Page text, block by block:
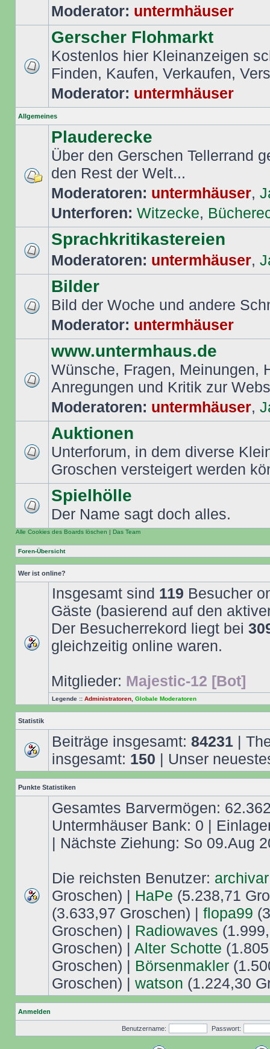
Moderator: untermhäuser
Gerscher Flohmarkt
Kostenlos hier Kleinanzeigen
Finden, Kaufen, Verkaufen,
Moderator: untermhäuser
Allgemeines
Plauderecke
Über den Gerschen Tellerrand
den Rest der Welt...
Moderatoren: untermhäuser,
Unterforen: Witzecke,
Sprachkritikastereien
Moderatoren: untermhäuser,
Bilder
Bild der Woche und andere
Moderator: untermhäuser
www.untermhaus.de
Wünsche, Fragen, Meinungen,
Anregungen und Kritik zur
Moderatoren: untermhäuser,
Auktionen
Unterforum, in dem diverse
Groschen versteigert werden
Spielhölle
Der Name sagt doch alles.
Alle Cookies des Boards löschen | Das Team
Foren-Übersicht
Wer ist online?
Insgesamt sind 119 Besucher
Gäste (basierend auf den
Der Besucherrekord liegt bei
gleichzeitig online waren.
Mitglieder: Majestic-12 [Bot]
Legende :: Administratoren Globale Moderatoren
Statistik
Beiträge insgesamt: 84231 |
insgesamt: 150 | Unser
Punkte Statistiken
Gesamtes Barvermögen:
Untermhäuser Bank: 0 |
| Nächste Ziehung: So 09.Aug
Die reichsten Benutzer: archivar
Groschen) | HaPe (5.238,71
(3.633,97 Groschen) | flopa99
Groschen) | Radiowaves
Groschen) | Alter Schotte
Groschen) | Börsenmakler
Groschen) | watson (1.224,30
Anmelden
Benutzername: Passwort: